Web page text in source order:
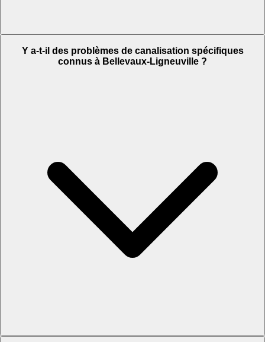
Y a-t-il des problèmes de canalisation spécifiques
connus à Bellevaux-Ligneuville ?